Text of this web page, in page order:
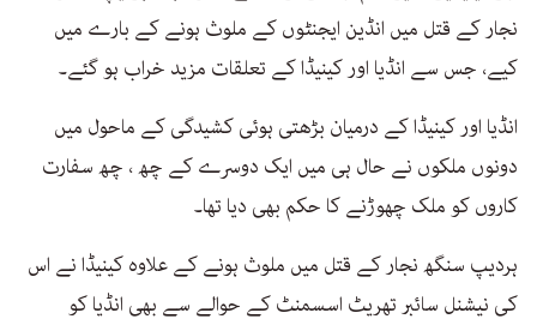
نجار کے قتل میں انڈین ایجنٹوں کے ملوث ہونے کے بارے میں
کیے، جس سے انڈیا اور کینیڈا کے تعلقات مزید خراب ہو گئے۔
انڈیا اور کینیڈا کے درمیان بڑھتی ہوئی کشیدگی کے ماحول میں
دونوں ملکوں نے حال ہی میں ایک دوسرے کے چھ ، چھ سفارت
کاروں کو ملک چھوڑنے کا حکم بھی دیا تھا۔
ہردیپ سنگھ نجار کے قتل میں ملوث ہونے کے علاوہ کینیڈا نے اس
کی نیشنل سائبر تھریٹ اسسمنٹ کے حوالے سے بھی انڈیا کو